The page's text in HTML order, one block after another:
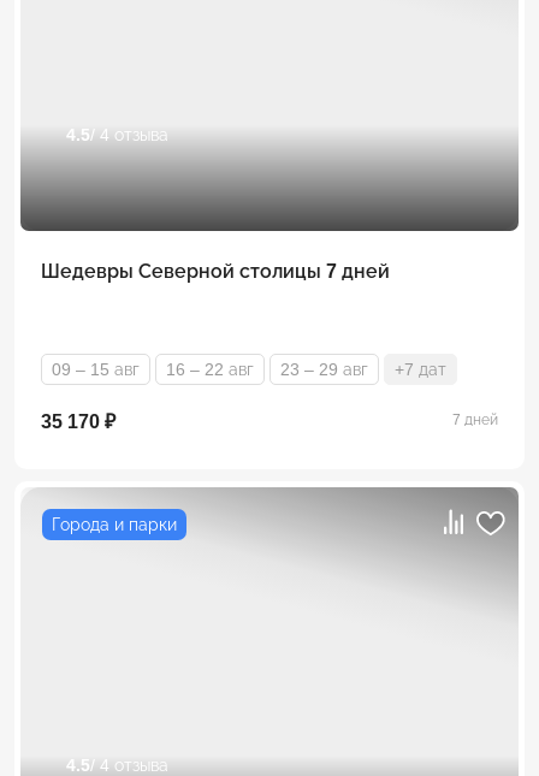
4.5/ 4 отзыва
Шедевры Северной столицы 7 дней
09 – 15 авг 16 – 22 авг 23 – 29 авг +7 дат
35 170 ₽ 7 дней
Города и парки
4.5/ 4 отзыва